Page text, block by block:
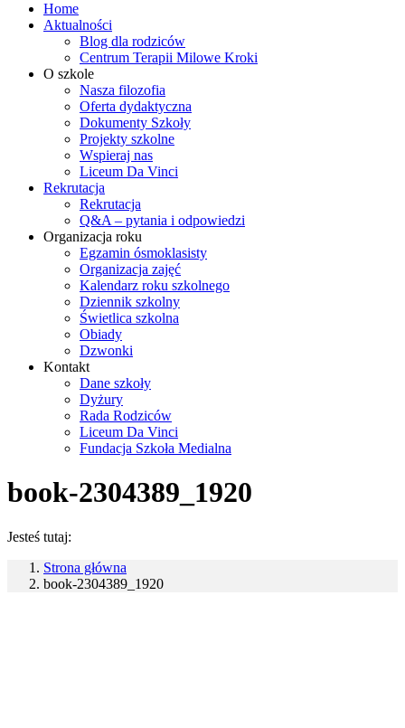
Home
Aktualności
Blog dla rodziców
Centrum Terapii Milowe Kroki
O szkole
Nasza filozofia
Oferta dydaktyczna
Dokumenty Szkoły
Projekty szkolne
Wspieraj nas
Liceum Da Vinci
Rekrutacja
Rekrutacja
Q&A – pytania i odpowiedzi
Organizacja roku
Egzamin ósmoklasisty
Organizacja zajęć
Kalendarz roku szkolnego
Dziennik szkolny
Świetlica szkolna
Obiady
Dzwonki
Kontakt
Dane szkoły
Dyżury
Rada Rodziców
Liceum Da Vinci
Fundacja Szkoła Medialna
book-2304389_1920
Jesteś tutaj:
Strona główna
book-2304389_1920